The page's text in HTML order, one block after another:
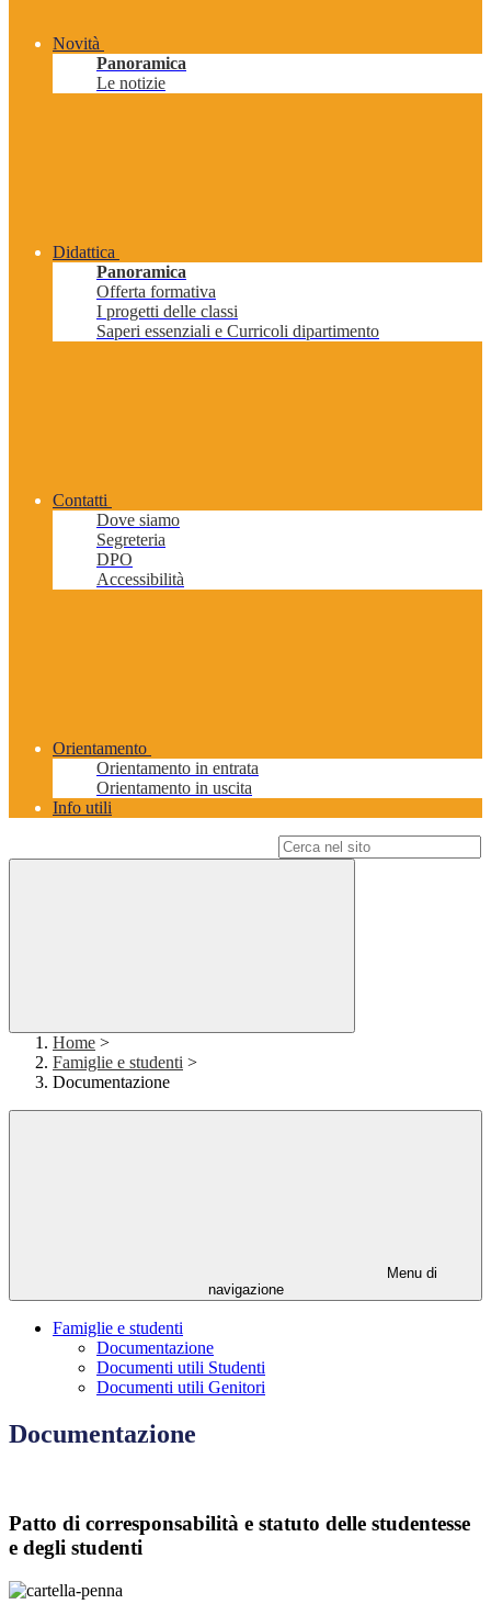
Novità
Panoramica
Le notizie
Didattica
Panoramica
Offerta formativa
I progetti delle classi
Saperi essenziali e Curricoli dipartimento
Contatti
Dove siamo
Segreteria
DPO
Accessibilità
Orientamento
Orientamento in entrata
Orientamento in uscita
Info utili
Home >
Famiglie e studenti >
Documentazione
Menu di
navigazione
Famiglie e studenti
Documentazione
Documenti utili Studenti
Documenti utili Genitori
Documentazione
Patto di corresponsabilità e statuto delle studentesse
e degli studenti